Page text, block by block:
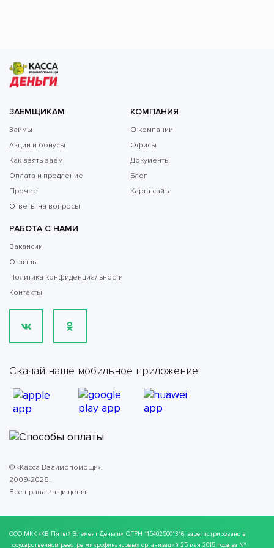
ЗАЕМЩИКАМ
Займы
Акции и бонусы
Как взять заём
Оплата и продление
Прочее
Ответы на вопросы
КОМПАНИЯ
О компании
Офисы
Документы
Блог
Карта сайта
РАБОТА С НАМИ
Вакансии
Отзывы
Политика конфиденциальности
Контакты
Скачай наше мобильное приложение
© «Касса Взаимопомощи».
2009-2026.
Все права защищены.
ООО МКК «КВ Пятый Элемент Деньги», ОГРН 1154025001316, зарегистрировано в
государственном реестре микрофинансовых организаций 25 мая 2015 года за №